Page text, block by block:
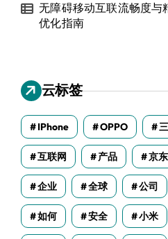
无障碍移动互联流畅度与
优化指南
云标签
IPhone OPPO
互联网 产品 京东
企业 全球 公司
如何 安全 小米